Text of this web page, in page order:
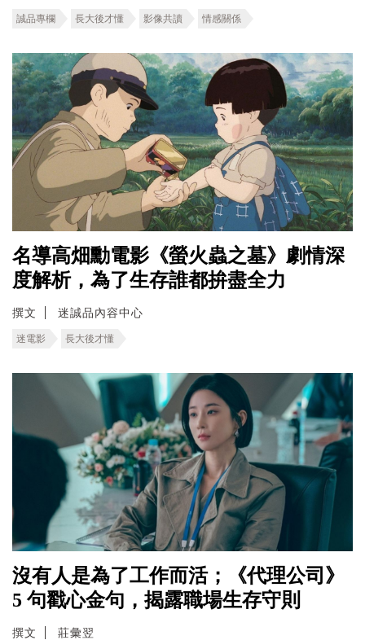
誠品專欄 長大後才懂 影像共讀 情感關係
名導高畑勳電影《螢火蟲之墓》劇情深
度解析，為了生存誰都拚盡全力
撰文 迷誠品內容中心
迷電影 長大後才懂
沒有人是為了工作而活；《代理公司》
5 句戳心金句，揭露職場生存守則
撰文 莊彙翌